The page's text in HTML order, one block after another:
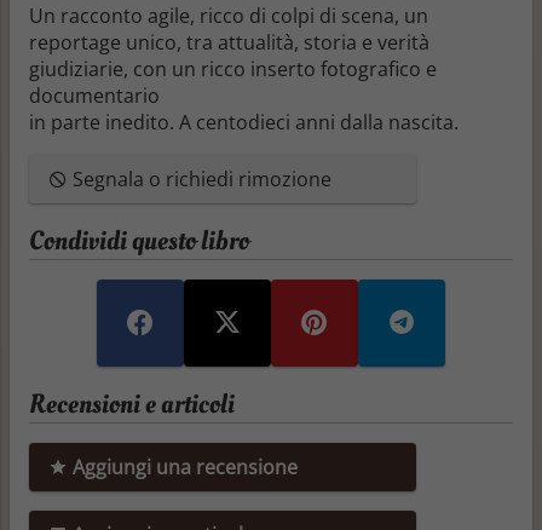
Un racconto agile, ricco di colpi di scena, un
reportage unico, tra attualità, storia e verità
giudiziarie, con un ricco inserto fotografico e
documentario
in parte inedito. A centodieci anni dalla nascita.
Segnala o richiedi rimozione
Condividi questo libro
Recensioni e articoli
Aggiungi una recensione